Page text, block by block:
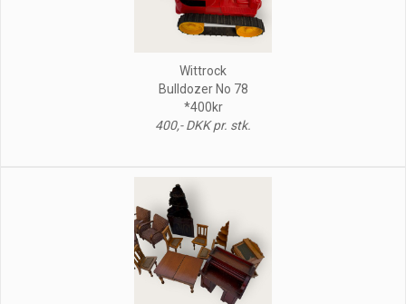
Wittrock
Bulldozer No 78
*400kr
400,- DKK pr. stk.